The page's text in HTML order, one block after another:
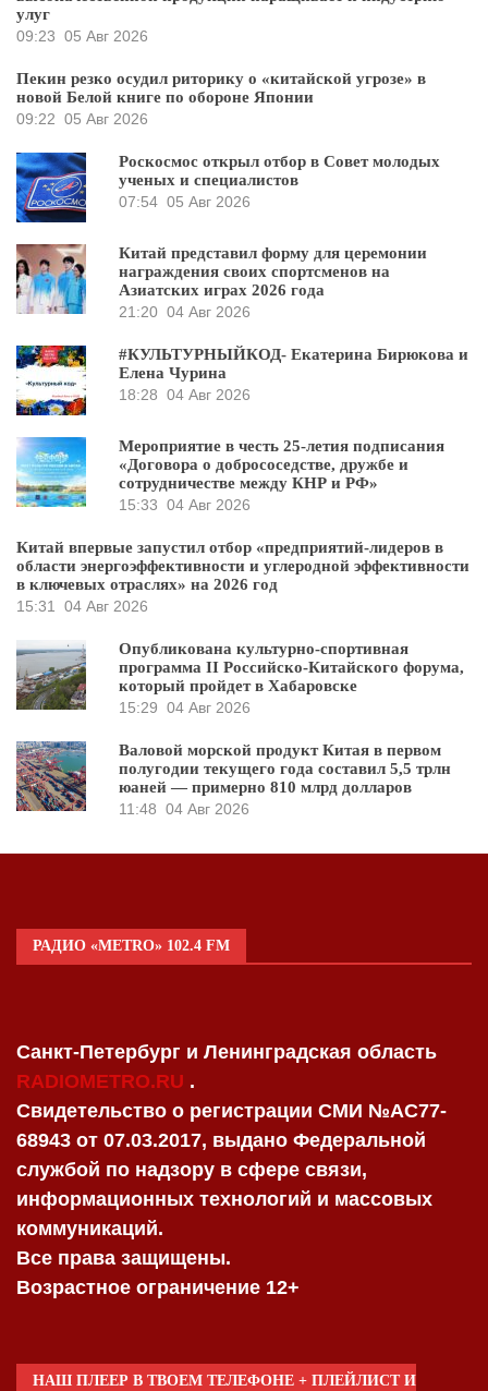
улуг
09:23 05 Авг 2026
Пекин резко осудил риторику о «китайской угрозе» в
новой Белой книге по обороне Японии
09:22 05 Авг 2026
Роскосмос открыл отбор в Совет молодых
ученых и специалистов
07:54 05 Авг 2026
Китай представил форму для церемонии
награждения своих спортсменов на
Азиатских играх 2026 года
21:20 04 Авг 2026
#КУЛЬТУРНЫЙКОД- Екатерина Бирюкова и
Елена Чурина
18:28 04 Авг 2026
Мероприятие в честь 25-летия подписания
«Договора о добрососедстве, дружбе и
сотрудничестве между КНР и РФ»
15:33 04 Авг 2026
Китай впервые запустил отбор «предприятий-лидеров в
области энергоэффективности и углеродной эффективности
в ключевых отраслях» на 2026 год
15:31
04 Авг 2026
Опубликована культурно-спортивная
программа II Российско-Китайского форума,
который пройдет в Хабаровске
15:29 04 Авг 2026
Валовой морской продукт Китая в первом
полугодии текущего года составил 5,5 трлн
юаней — примерно 810 млрд долларов
11:48 04 Авг 2026
РАДИО «METRO» 102.4 FM
Санкт-Петербург и Ленинградская область
RADIOMETRO.RU .
Свидетельство о регистрации СМИ №AC77-
68943 от 07.03.2017, выдано Федеральной
службой по надзору в сфере связи,
информационных технологий и массовых
коммуникаций.
Все права защищены.
Возрастное ограничение 12+
НАШ ПЛЕЕР В ТВОЕМ ТЕЛЕФОНЕ + ПЛЕЙЛИСТ И